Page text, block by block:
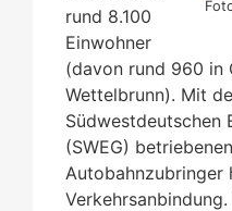
rund 8.100
Einwohner
(davon rund 960 in
Wettelbrunn). Mit
Südwestdeutschen
(SWEG)
Autobahnzubringer